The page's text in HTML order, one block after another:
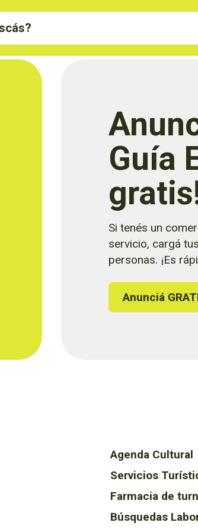
Guía
Si tenés un
servicio, cargá
personas. ¡Es
Anunciá
Agenda Cultural
Servicios
Farmacia de
Búsquedas